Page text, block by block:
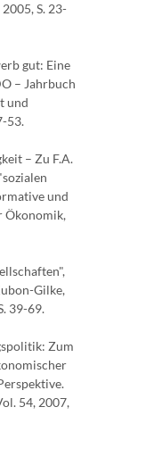
S. 23-
gut: Eine
– Jahrbuch
und
53.
– Zu F.A.
und
Ökonomik,
Gilke,
39-69.
Zum
54, 2007,